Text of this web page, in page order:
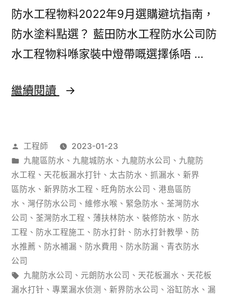
漏
方
案
水
標
準）
防水工程物料2022年9月選購避坑指南，
防水塗料點選？ 藍田防水工程防水公司防
水工程物料喺家裝中燈帶嘅選擇係唔 …
繼續閱讀
防
程
物
料
2022
年
9
月
選
作
者：
工程師
2023-01-23
分
類：
九龍區防水 、 九龍城防水 、 九龍防水公司 、 九龍防
水工程 、 天花板漏水打针 、 太古防水 、 抓漏水 、 新界
區防水 、 新界防水工程 、 旺角防水公司 、 港島區防
水 、 灣仔防水公司 、 維修水喉 、 緊急防水 、 荃灣防水
公司 、 荃灣防水工程 、 薄扶林防水 、 裝修防水 、 防水
工程 、 防水工程施工 、 防水打針 、 防水打針教學 、 防
水推薦 、 防水補漏 、 防水費用 、 防水防漏 、 青衣防水
公司
標
籤:
九龍防水公司 、 元朗防水公司 、 天花板漏水 、 天花板
漏水打针 、 專業漏水侦测 、 新界防水公司 、 浴缸防水 、 漏